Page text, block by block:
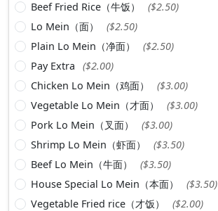
Beef Fried Rice（牛饭）
($2.50)
Lo Mein（面）
($2.50)
Plain Lo Mein（净面）
($2.50)
Pay Extra
($2.00)
Chicken Lo Mein（鸡面）
($3.00)
Vegetable Lo Mein（才面）
($3.00)
Pork Lo Mein（叉面）
($3.00)
Shrimp Lo Mein（虾面）
($3.50)
Beef Lo Mein（牛面）
($3.50)
House Special Lo Mein（本面）
($3.50)
Vegetable Fried rice（才饭）
($2.00)